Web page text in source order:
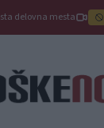
delovna mesta